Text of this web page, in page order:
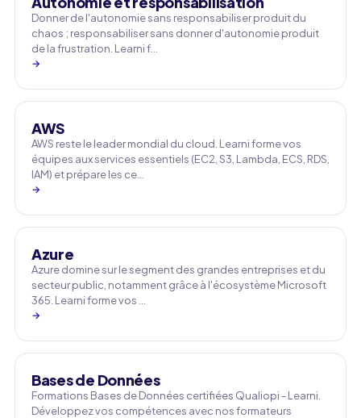
Donner de l'autonomie sans responsabiliser produit du
chaos ; responsabiliser sans donner d'autonomie produit
de la frustration. Learni f…
→
AWS
AWS reste le leader mondial du cloud. Learni forme vos
équipes aux services essentiels (EC2, S3, Lambda, ECS, RDS,
IAM) et prépare les ce…
→
Azure
Azure domine sur le segment des grandes entreprises et du
secteur public, notamment grâce à l'écosystème Microsoft
365. Learni forme vos …
→
Bases de Données
Formations Bases de Données certifiées Qualiopi - Learni.
Développez vos compétences avec nos formateurs